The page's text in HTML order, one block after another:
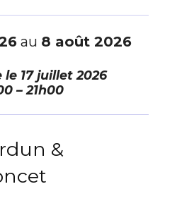
au 8 août 2026
le 17 juillet 2026
– 21h00
&